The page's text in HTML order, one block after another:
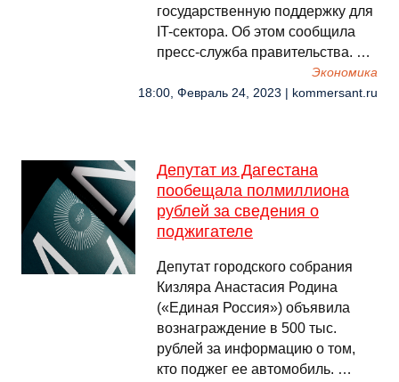
государственную поддержку для
IT-сектора. Об этом сообщила
пресс-служба правительства. …
Экономика
18:00, Февраль 24, 2023 | kommersant.ru
Депутат из Дагестана
пообещала полмиллиона
рублей за сведения о
поджигателе
Депутат городского собрания
Кизляра Анастасия Родина
(«Единая Россия») объявила
вознаграждение в 500 тыс.
рублей за информацию о том,
кто поджег ее автомобиль. …